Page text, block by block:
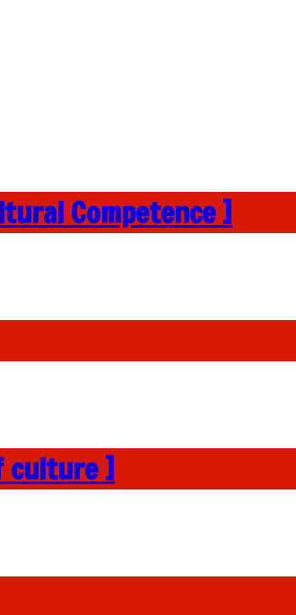
Competence ]
culture ]